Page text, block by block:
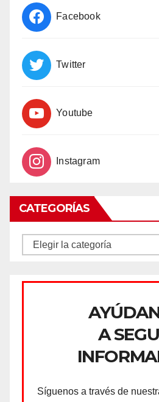
Facebook
Twitter
Youtube
Instagram
CATEGORÍAS
CATEGORÍAS
A
Síguenos a través de